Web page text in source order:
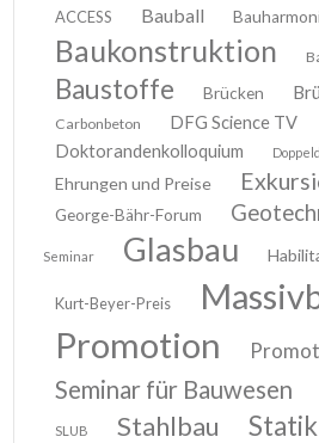
ACCESS Bauball
Baukonstruktion
Baustoffe Brücken
Carbonbeton
DFG Science TV
Doktorandenkolloquium
Ehrungen und Preise
George-Bähr-Forum
Seminar Glasbau
Kurt-Beyer-Preis
Promotion
Seminar für Bauwesen
SLUB Stahlbau Statik